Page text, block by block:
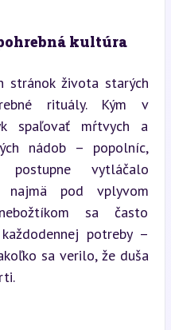
kultúra
stránok života starých
rituály. Kým v
spaľovať mŕtvych a
nádob – popolníc,
vytláčalo
najmä pod vplyvom
sa často
potreby –
sa verilo, že duša